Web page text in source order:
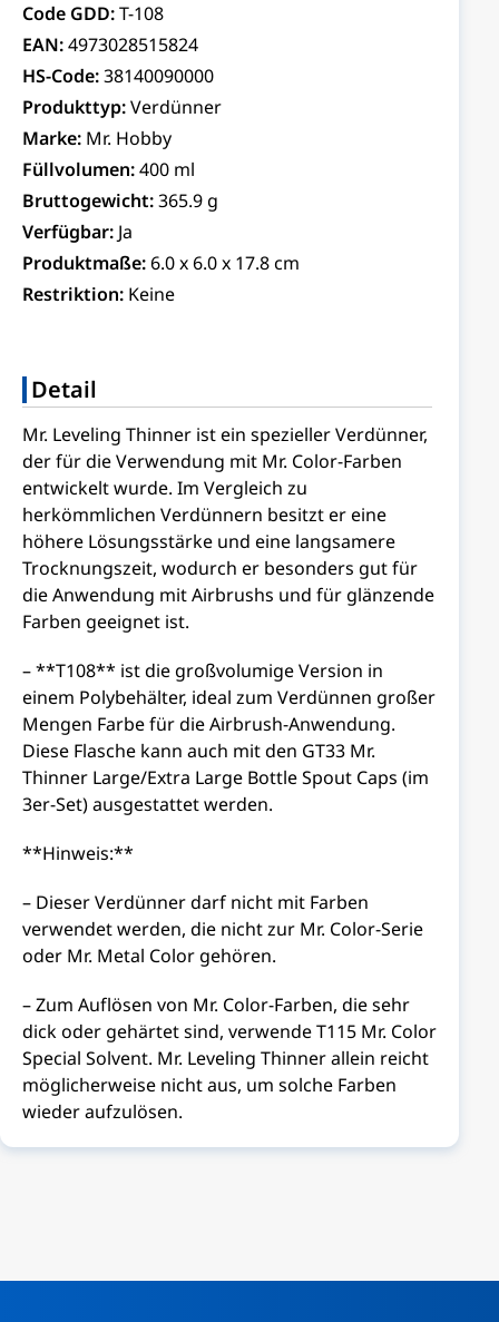
Code GDD:T-108
EAN:4973028515824
HS-Code:38140090000
Produkttyp:Verdünner
Marke: Mr. Hobby
Füllvolumen:400 ml
Bruttogewicht:365.9 g
Verfügbar: Ja
Produktmaße:6.0 x 6.0 x 17.8 cm
Restriktion: Keine
Detail
Mr. Leveling Thinner ist ein spezieller Verdünner,
der für die Verwendung mit Mr. Color-Farben
entwickelt wurde. Im Vergleich zu
herkömmlichen Verdünnern besitzt er eine
höhere Lösungsstärke und eine langsamere
Trocknungszeit, wodurch er besonders gut für
die Anwendung mit Airbrushs und für glänzende
Farben geeignet ist.
– **T108** ist die großvolumige Version in
einem Polybehälter, ideal zum Verdünnen großer
Mengen Farbe für die Airbrush-Anwendung.
Diese Flasche kann auch mit den GT33 Mr.
Thinner Large/Extra Large Bottle Spout Caps (im
3er-Set) ausgestattet werden.
**Hinweis:**
– Dieser Verdünner darf nicht mit Farben
verwendet werden, die nicht zur Mr. Color-Serie
oder Mr. Metal Color gehören.
– Zum Auflösen von Mr. Color-Farben, die sehr
dick oder gehärtet sind, verwende T115 Mr. Color
Special Solvent. Mr. Leveling Thinner allein reicht
möglicherweise nicht aus, um solche Farben
wieder aufzulösen.